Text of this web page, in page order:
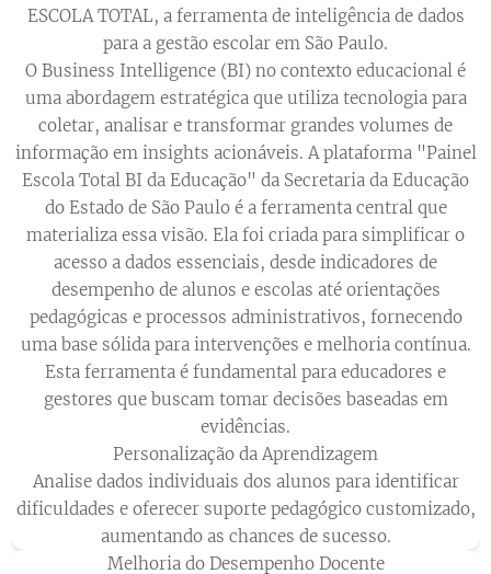
ESCOLA TOTAL, a ferramenta de inteligência de dados
para a gestão escolar em São Paulo.
O Business Intelligence (BI) no contexto educacional é
uma abordagem estratégica que utiliza tecnologia para
coletar, analisar e transformar grandes volumes de
informação em insights acionáveis. A plataforma "Painel
Escola Total BI da Educação" da Secretaria da Educação
do Estado de São Paulo é a ferramenta central que
materializa essa visão. Ela foi criada para simplificar o
acesso a dados essenciais, desde indicadores de
desempenho de alunos e escolas até orientações
pedagógicas e processos administrativos, fornecendo
uma base sólida para intervenções e melhoria contínua.
Esta ferramenta é fundamental para educadores e
gestores que buscam tomar decisões baseadas em
evidências.
Personalização da Aprendizagem
Analise dados individuais dos alunos para identificar
dificuldades e oferecer suporte pedagógico customizado,
aumentando as chances de sucesso.
Melhoria do Desempenho Docente